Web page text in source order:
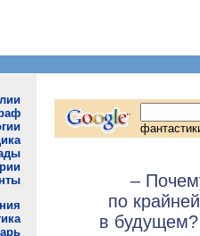
–
по
в будущем?